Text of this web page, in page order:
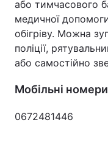
або тимчасового
медичної
обігріву. Можна
поліції,
або самостійно
Мобільні
0672481446